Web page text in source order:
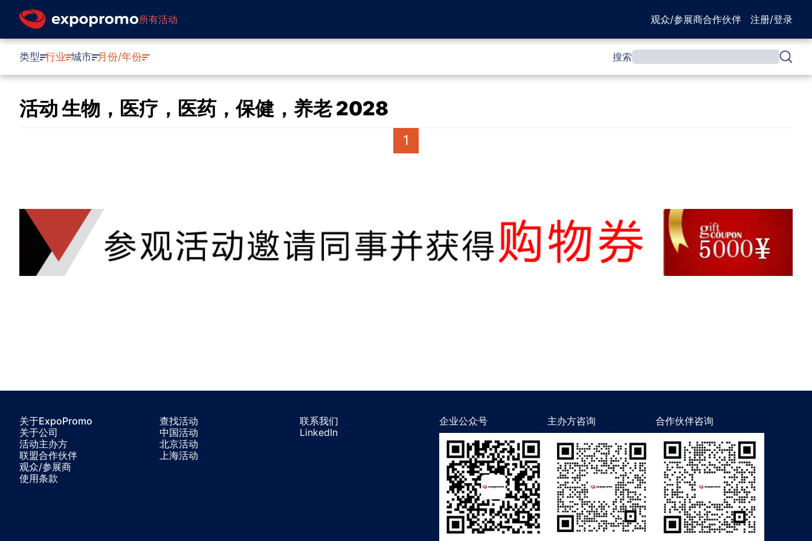
所有活动 观众/参展商合作伙伴 注册/登录
类型 行业 城市 月份/年份 搜索
活动 生物，医疗，医药，保健，养老 2028
1
关于ExpoPromo
关于公司
活动主办方
联盟合作伙伴
观众/参展商
使用条款
查找活动
中国活动
北京活动
上海活动
联系我们
LinkedIn
企业公众号 主办方咨询 合作伙伴咨询